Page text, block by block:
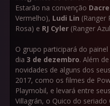
Estarão na convenção
Vermelho), Ludi Lin (Ranger
Rosa) e RJ Cyler (Ranger
O grupo participará do painel
dia 3 de dezembro. Além
novidades de alguns dos
2017, como os filmes de
Playmobil, e levará entre
Villagrán, o Quico do seriado